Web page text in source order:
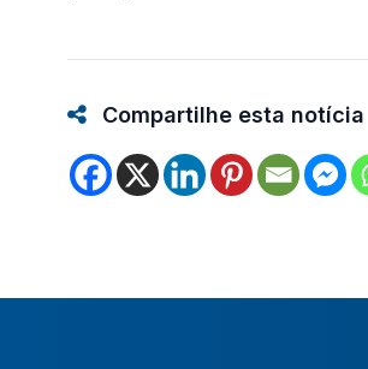
Compartilhe esta notícia